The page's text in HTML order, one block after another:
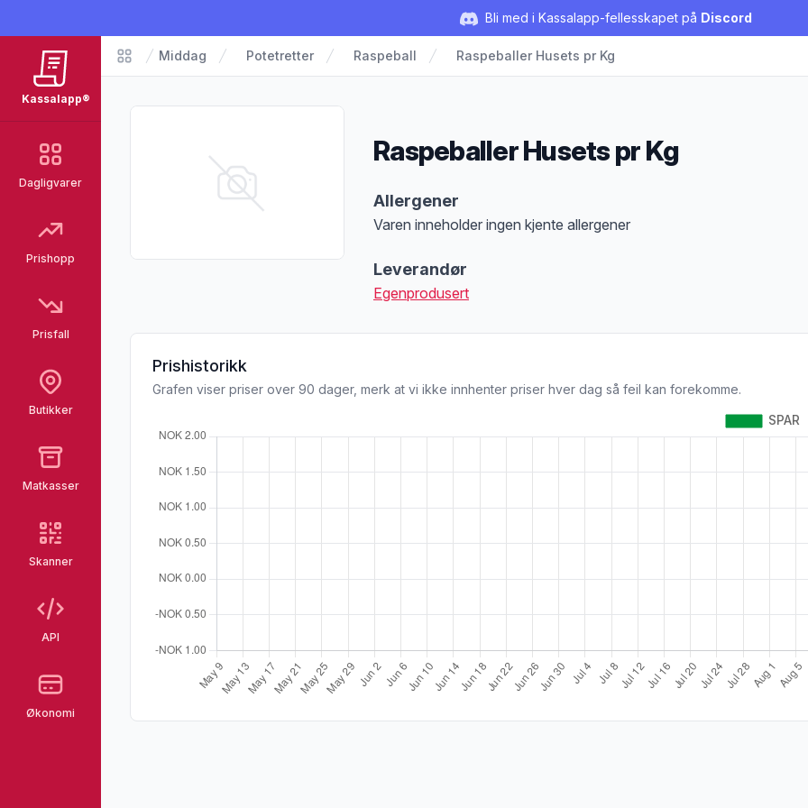
Bli med i Kassalapp-fellesskapet på Discord
Kassalapp®
Dagligvarer
Prishopp
Prisfall
Butikker
Matkasser
Skanner
API
Økonomi
Matvarer
Middag Potetretter Raspeball Raspeballer Husets pr Kg
Raspeballer Husets pr Kg
Allergener
Varen inneholder ingen kjente allergener
Leverandør
Egenprodusert
Prishistorikk
Grafen viser priser over 90 dager, merk at vi ikke innhenter priser hver dag så feil kan forekomme.